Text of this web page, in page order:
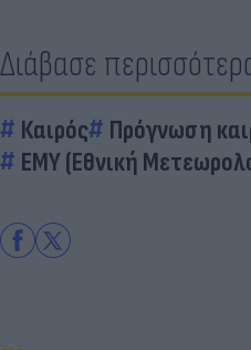
Διάβασε
Καιρός
Πρόγνωση
ΕΜΥ (Εθνική